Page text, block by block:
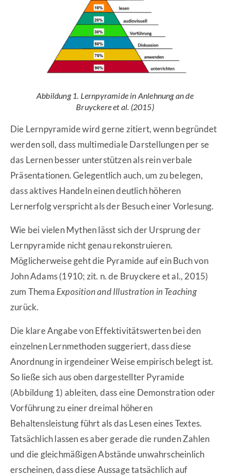
Abbildung 1. Lernpyramide in Anlehnung an de
Bruyckere et al. (2015)
Die Lernpyramide wird gerne zitiert, wenn begründet
werden soll, dass multimediale Darstellungen per se
das Lernen besser unterstützen als rein verbale
Präsentationen. Gelegentlich auch, um zu belegen,
dass aktives Handeln einen deutlich höheren
Lernerfolg verspricht als der Besuch einer Vorlesung.
Wie bei vielen Mythen lässt sich der Ursprung der
Lernpyramide nicht genau rekonstruieren.
Möglicherweise geht die Pyramide auf ein Buch von
John Adams (1910; zit. n. de Bruyckere et al., 2015)
zum Thema Exposition and Illustration in Teaching
zurück.
Die klare Angabe von Effektivitätswerten bei den
einzelnen Lernmethoden suggeriert, dass diese
Anordnung in irgendeiner Weise empirisch belegt ist.
So ließe sich aus oben dargestellter Pyramide
(Abbildung 1) ableiten, dass eine Demonstration oder
Vorführung zu einer dreimal höheren
Behaltensleistung führt als das Lesen eines Textes.
Tatsächlich lassen es aber gerade die runden Zahlen
und die gleichmäßigen Abstände unwahrscheinlich
erscheinen, dass diese Aussage tatsächlich auf